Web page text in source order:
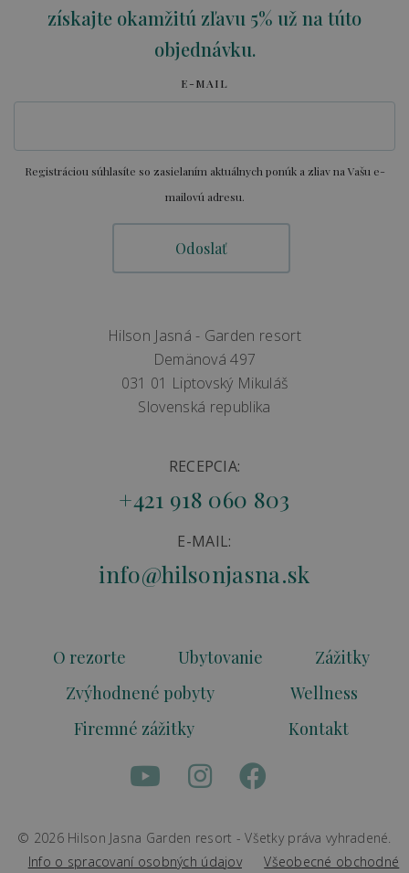
získajte okamžitú zľavu 5% už na túto
objednávku.
E-MAIL
Registráciou súhlasíte so zasielaním aktuálnych ponúk a zliav na Vašu e-
mailovú adresu.
Hilson Jasná - Garden resort
Demänová 497
031 01 Liptovský Mikuláš
Slovenská republika
RECEPCIA:
+421 918 060 803
E-MAIL:
info@hilsonjasna.sk
O rezorte Ubytovanie
Zážitky
Zvýhodnené pobyty
Wellness
Firemné zážitky
Kontakt
© 2026 Hilson Jasna Garden resort - Všetky práva vyhradené.
Info o spracovaní osobných údajov
Všeobecné obchodné